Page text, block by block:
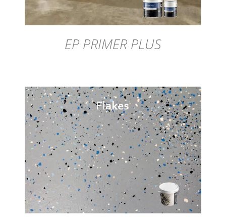
EP PRIMER PLUS
DÉTAILS